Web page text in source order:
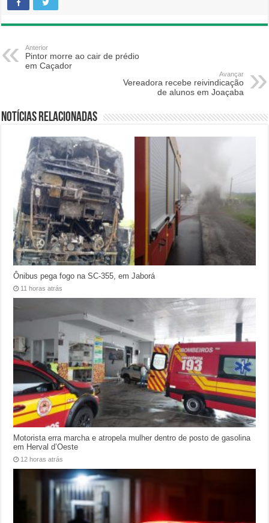
Anterior
Pintor morre ao cair de prédio
em Caçador
Avançar
Vereadora recebe reivindicação
de alunos em Joaçaba
Notícias relacionadas
Ônibus pega fogo na SC-355, em Jaborá
11 horas atrás
Motorista erra marcha e atropela mulher dentro de posto de gasolina
em Herval d’Oeste
12 horas atrás